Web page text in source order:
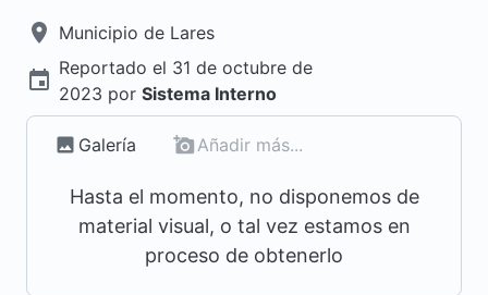
Municipio de Lares
Reportado el 31 de octubre de
2023 por Sistema Interno
Galería Añadir más...
Hasta el momento, no disponemos de
material visual, o tal vez estamos en
proceso de obtenerlo